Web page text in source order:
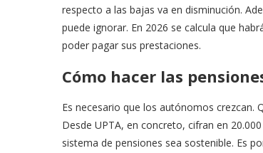
respecto a las bajas va en disminución.
puede ignorar. En 2026 se calcula que
poder pagar sus prestaciones.
Cómo hacer las
Es necesario que los autónomos crezcan.
Desde UPTA, en concreto, cifran en
sistema de pensiones sea sostenible. Es